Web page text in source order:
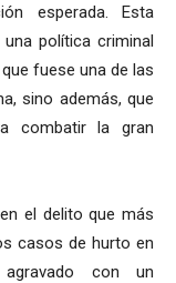
esperada. Esta
política criminal
fuese una de las
sino además, que
combatir la gran
el delito que más
casos de hurto en
con un